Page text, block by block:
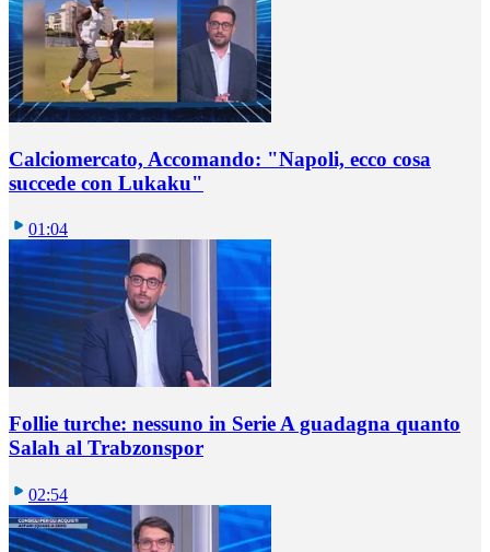
Calciomercato, Accomando: "Napoli, ecco cosa
succede con Lukaku"
01:04
Follie turche: nessuno in Serie A guadagna quanto
Salah al Trabzonspor
02:54